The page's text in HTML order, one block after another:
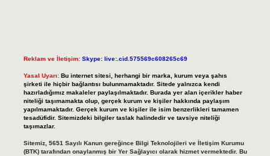
Reklam ve İletişim: Skype: live:.cid.575569c608265c69
Yasal Uyarı: Bu internet sitesi, herhangi bir marka, kurum veya şahıs
şirketi ile hiçbir bağlantısı bulunmamaktadır. Sitede yalnızca kendi
hazırladığımız makaleler paylaşılmaktadır. Burada yer alan içerikler haber
niteliği taşımamakta olup, gerçek kurum ve kişiler hakkında paylaşım
yapılmamaktadır. Gerçek kurum ve kişiler ile isim benzerlikleri tamamen
tesadüfidir. Sitemizdeki bilgiler taslak halindedir ve tavsiye niteliği
taşımazlar.
Sitemiz, 5651 Sayılı Kanun gereğince Bilgi Teknolojileri ve İletişim Kurumu
(BTK) tarafından onaylanmış bir Yer Sağlayıcı olarak hizmet vermektedir. Bu